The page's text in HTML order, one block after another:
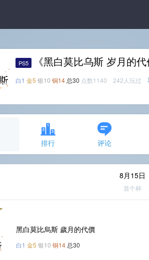
PS5 《黑白莫比乌斯 岁月的
白1 金5 银10 铜14 总30 点数1140 242人玩过
排行 评论
8月15日
首个杯
黑白莫比烏斯 歲月的代價
白1 金5 银10 铜14 总30